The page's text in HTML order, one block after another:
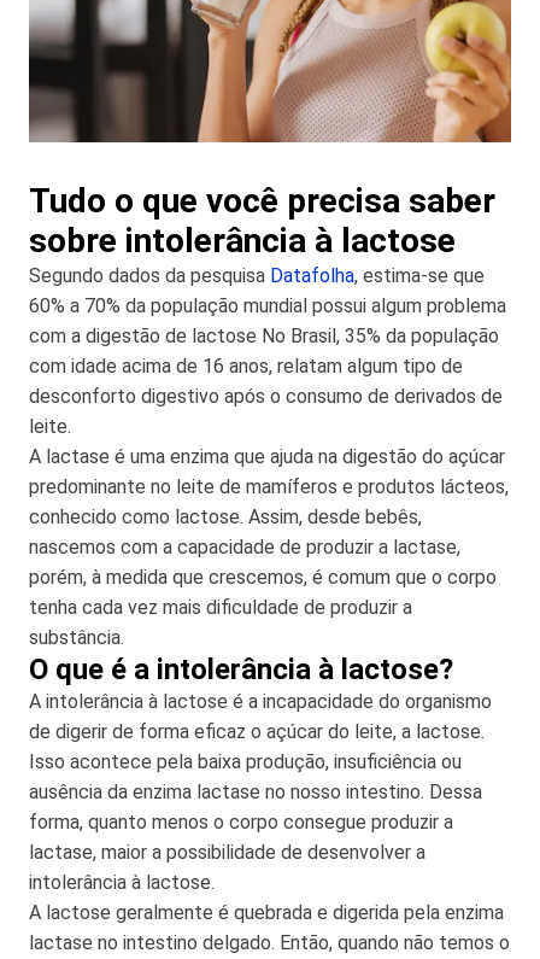
Tudo o que você precisa saber
sobre intolerância à lactose
Segundo dados da pesquisa Datafolha, estima-se que
60% a 70% da população mundial possui algum problema
com a digestão de lactose No Brasil, 35% da população
com idade acima de 16 anos, relatam algum tipo de
desconforto digestivo após o consumo de derivados de
leite.
A lactase é uma enzima que ajuda na digestão do açúcar
predominante no leite de mamíferos e produtos lácteos,
conhecido como lactose. Assim, desde bebês,
nascemos com a capacidade de produzir a lactase,
porém, à medida que crescemos, é comum que o corpo
tenha cada vez mais dificuldade de produzir a
substância.
O que é a intolerância à lactose?
A intolerância à lactose é a incapacidade do organismo
de digerir de forma eficaz o açúcar do leite, a lactose.
Isso acontece pela baixa produção, insuficiência ou
ausência da enzima lactase no nosso intestino. Dessa
forma, quanto menos o corpo consegue produzir a
lactase, maior a possibilidade de desenvolver a
intolerância à lactose.
A lactose geralmente é quebrada e digerida pela enzima
lactase no intestino delgado. Então, quando não temos o